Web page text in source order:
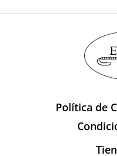
Política de